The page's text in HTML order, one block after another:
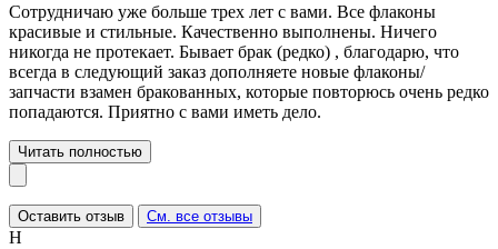
Сотрудничаю уже больше трех лет с вами. Все флаконы
красивые и стильные. Качественно выполнены. Ничего
никогда не протекает. Бывает брак (редко) , благодарю, что
всегда в следующий заказ дополняете новые флаконы/
запчасти взамен бракованных, которые повторюсь очень редко
попадаются. Приятно с вами иметь дело.
Читать полностью
Оставить отзыв См. все отзывы
Н